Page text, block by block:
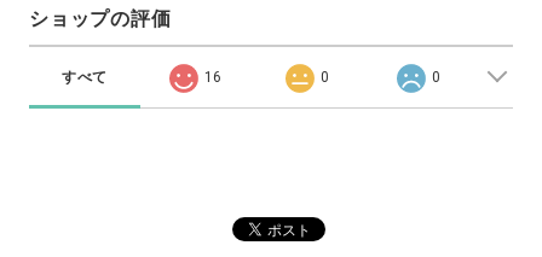
ショップの評価
すべて 16 0 0